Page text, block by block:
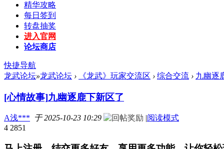
精华攻略
每日签到
转盘抽奖
进入官网
论坛商店
快捷导航
龙武论坛»龙武论坛 › 《龙武》玩家交流区 › 综合交流 › 九幽逐
[心情故事]九幽逐鹿下新区了
A浅*** 于 2025-10-23 10:29 |阅读模式
4 2851